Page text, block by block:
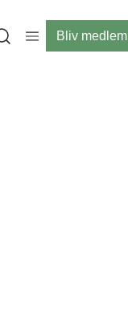
Open search modal
Bliv medlem